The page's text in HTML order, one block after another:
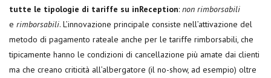
tutte le tipologie di tariffe su inReception: non rimborsabili
e rimborsabili. L’innovazione principale consiste nell’attivazione del
metodo di pagamento rateale anche per le tariffe rimborsabili, che
tipicamente hanno le condizioni di cancellazione più amate dai clienti
ma che creano criticità all’albergatore (il no-show, ad esempio) oltre